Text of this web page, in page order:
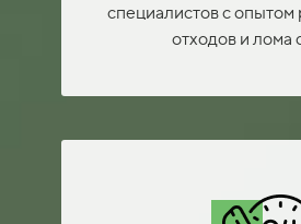
специалистов с
отходов и лома